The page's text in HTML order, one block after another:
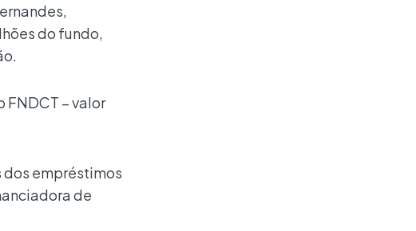
do fundo,
FNDCT – valor
dos empréstimos
de